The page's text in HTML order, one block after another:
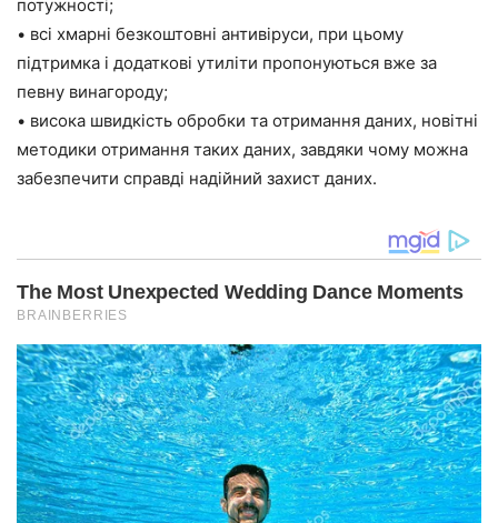
потужності;
• всі хмарні безкоштовні антивіруси, при цьому
підтримка і додаткові утиліти пропонуються вже за
певну винагороду;
• висока швидкість обробки та отримання даних, новітні
методики отримання таких даних, завдяки чому можна
забезпечити справді надійний захист даних.